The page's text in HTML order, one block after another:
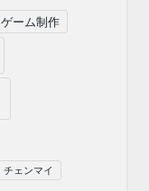
ゲーム制作
チェンマイ